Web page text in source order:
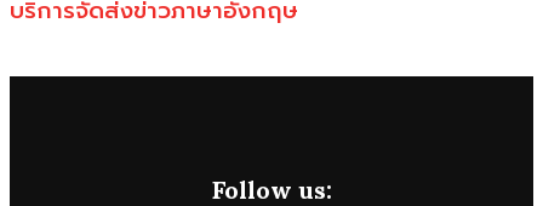
บริการจัดส่งข่าวภาษาอังกฤษ
Follow us: